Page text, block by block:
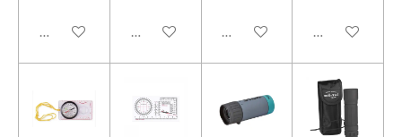
In winkelwagen In winkelwagen In winkelwagen In